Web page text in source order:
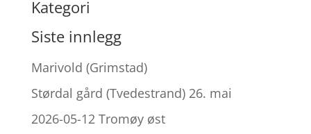
Kategori
Siste innlegg
Marivold (Grimstad)
Størdal gård (Tvedestrand) 26. mai
2026-05-12 Tromøy øst